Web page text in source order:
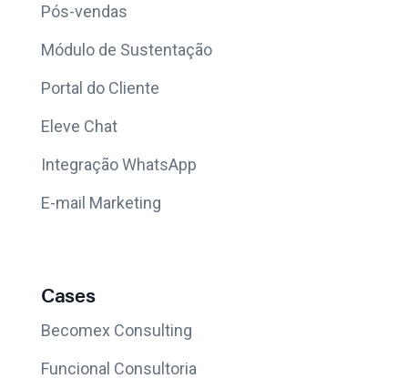
Pós-vendas
Módulo de Sustentação
Portal do Cliente
Eleve Chat
Integração WhatsApp
E-mail Marketing
Cases
Becomex Consulting
Funcional Consultoria